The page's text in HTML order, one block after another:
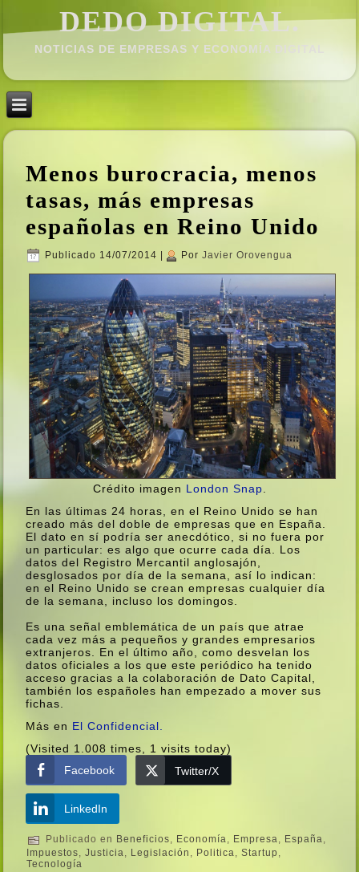
DEDO DIGITAL.
NOTICIAS DE EMPRESAS Y ECONOMÍ­A DIGITAL
Menos burocracia, menos
tasas, más empresas
españolas en Reino Unido
Publicado 14/07/2014 Por Javier Orovengua
Crédito imagen London Snap
En las últimas 24 horas, en el Reino Unido se han
creado más del doble de empresas que en España.
El dato en sí­ podrí­a ser anecdótico, si no fuera por
un particular: es algo que ocurre cada dí­a. Los
datos del Registro Mercantil anglosajón,
desglosados por dí­a de la semana, así­ lo indican:
en el Reino Unido se crean empresas cualquier dí­a
de la semana, incluso los domingos.
Es una señal emblemática de un paí­s que atrae
cada vez más a pequeños y grandes empresarios
extranjeros. En el último año, como desvelan los
datos oficiales a los que este periódico ha tenido
acceso gracias a la colaboración de Dato Capital,
también los españoles han empezado a mover sus
fichas.
Más en El Confidencial.
(Visited 1.008 times, 1 visits today)
Facebook
Twitter/X
LinkedIn
Publicado en Beneficios Economí­a Empresa España
Impuestos
,Justicia Legislación Politica ,Startup
Tecnologí­a